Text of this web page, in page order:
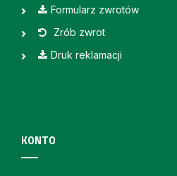
Formularz zwrotów
Zrób zwrot
Druk reklamacji
KONTO